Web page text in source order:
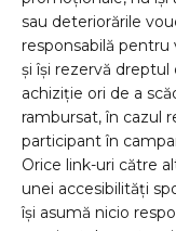
sau deteriorările
responsabilă
și își rezervă
achiziție ori de a
rambursat, în cazul
participant în
Orice link-uri către
unei accesibilități
își asumă nicio